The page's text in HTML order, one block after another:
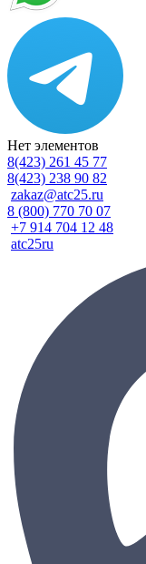
Нет элементов
8(423) 261 45 77
8(423) 238 90 82
zakaz@atc25.ru
8 (800) 770 70 07
+7 914 704 12 48
atc25ru